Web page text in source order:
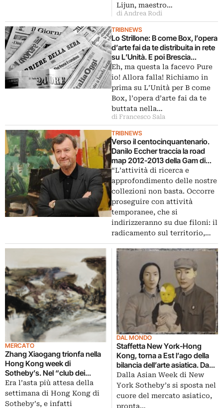
Lijun, maestro…
di Andrea Rodi
TRIBNEWS
Lo Strillone: B come Box, l’opera
d’arte fai da te distribuita in rete
su L’Unità. E poi Brescia
patrimonio Unesco, il DNA di
Monna Lisa, comunicazione
digitale ed epigrammi antichi…
Eh, ma questa la facevo Pure
io! Allora falla! Richiamo in
prima su L’Unità per B come
Box, l’opera d’arte fai da te
buttata nella…
di Francesco Sala
TRIBNEWS
Verso il centocinquantenario.
Danilo Eccher traccia la road
map 2012-2013 della Gam di
Torino: con un occhio alle
collezioni del museo, e l’altro in
direzione Cina
“L’attività di ricerca e
approfondimento delle nostre
collezioni non basta. Occorre
proseguire con attività
temporanee, che si
indirizzeranno su due filoni: il
radicamento sul territorio,…
MERCATO
Zhang Xiaogang trionfa nella
Hong Kong week di
Sotheby’s. Nel “club dei
milionari” entra anche il
filippino Ronald Ventura. E se
vanno fortissimo anche i vini…
Era l’asta più attesa della
settimana di Hong Kong di
Sotheby’s, e infatti
DAL MONDO
Staffetta New York-Hong
Kong, torna a Est l’ago della
bilancia dell’arte asiatica. Da
Sotheby’s occhi puntati su
Zhang Xiaogang
Dalla Asian Week di New
York Sotheby’s si sposta nel
cuore del mercato asiatico,
pronta…